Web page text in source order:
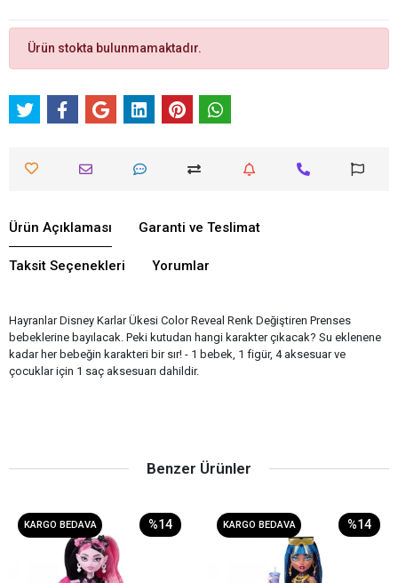
Ürün stokta bulunmamaktadır.
Ürün Açıklaması Garanti ve Teslimat
Taksit Seçenekleri Yorumlar
Hayranlar Disney Karlar Ükesi Color Reveal Renk Değiştiren Prenses
bebeklerine bayılacak. Peki kutudan hangi karakter çıkacak? Su eklenene
kadar her bebeğin karakteri bir sır! - 1 bebek, 1 figür, 4 aksesuar ve
çocuklar için 1 saç aksesuarı dahildir.
Benzer Ürünler
KARGO BEDAVA %14 KARGO BEDAVA %14